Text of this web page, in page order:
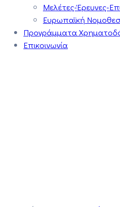
Μελέτες-Έρευνες-
Ευρωπαϊκή
Προγράμματα
Επικοινωνία